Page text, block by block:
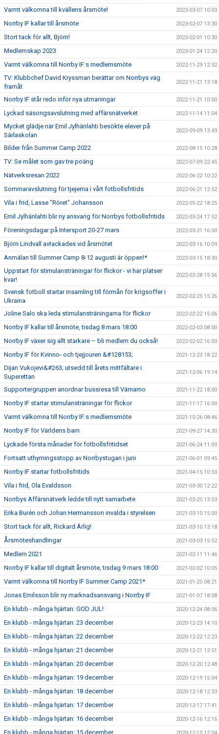
Varmt välkomna till kvällens årsmöte! 2023-03-07 10:03
Norrby IF kallar till årsmöte 2023-02-07 13:30
Stort tack för allt, Björn! 2023-02-01 10:30
Medlemskap 2023 2023-01-24 12:20
Varmt välkomna till Norrby IF:s medlemsmöte 2022-11-29 12:32
TV: Klubbchef David Kryssman berättar om Norrbys väg
framåt
2022-11-21 13:18
Norrby IF står redo inför nya utmaningar 2022-11-21 10:00
Lyckad säsongsavslutning med affärsnätverket 2022-11-14 11:04
Mycket glädje när Emil Jylhänlahti besökte elever på
Särlaskolan
2022-09-09 13:49
Bilder från Summer Camp 2022 2022-08-15 10:28
TV: Se målet som gav tre poäng 2022-07-09 22:45
Nätverksresan 2022 2022-06-22 10:22
Sommaravslutning för tjejerna i vårt fotbollsfritids 2022-06-21 12:52
Vila i frid, Lasse "Röret" Johansson 2022-05-22 18:25
Emil Jylhänlahti blir ny ansvarig för Norrbys fotbollsfritids 2022-03-24 17:52
Föreningsdagar på Intersport 20-27 mars 2022-03-21 16:00
Björn Lindvall avtackades vid årsmötet 2022-03-16 10:09
Anmälan till Summer Camp 8-12 augusti är öppen!* 2022-03-15 18:30
Uppstart för stimulansträningar för flickor - vi har platser
kvar!
2022-02-28 15:56
Svensk fotboll startar insamling till förmån för krigsoffer i
Ukraina
2022-02-25 15:26
Joline Salo ska leda stimulansträningarna för flickor 2022-02-22 15:06
Norrby IF kallar till årsmöte, tisdag 8 mars 18:00 2022-02-03 08:00
Norrby IF växer sig allt starkare – bli medlem du också! 2022-02-02 16:00
Norrby IF för Kvinno- och tjejjouren &#128153; 2021-12-23 18:22
Dijan Vukojevi&#263; utsedd till årets mittfältare i
Superettan
2021-12-06 19:14
Supportergruppen anordnar bussresa till Värnamo 2021-11-22 18:00
Norrby IF startar stimulansträningar för flickor 2021-11-17 16:00
Varmt välkomna till Norrby IF:s medlemsmöte 2021-10-26 08:46
Norrby IF för Världens barn 2021-09-27 14:30
Lyckade första månader för fotbollsfritidset 2021-06-24 11:09
Fortsatt uthyrningsstopp av Norrbystugan i juni 2021-06-01 09:45
Norrby IF startar fotbollsfritids 2021-04-15 10:50
Vila i frid, Ola Evaldsson 2021-03-30 12:22
Norrbys Affärsnätverk ledde till nytt samarbete 2021-03-25 13:53
Erika Burén och Johan Hermansson invalda i styrelsen 2021-03-10 15:00
Stort tack för allt, Rickard Ärlig! 2021-03-10 13:18
Årsmöteshandlingar 2021-03-03 15:52
Medlem 2021 2021-02-11 11:46
Norrby IF kallar till digitalt årsmöte, tisdag 9 mars 18:00 2021-02-02 10:05
Varmt välkomna till Norrby IF Summer Camp 2021* 2021-01-25 08:21
Jonas Emilsson blir ny marknadsansvarig i Norrby IF 2021-01-07 18:08
En klubb - många hjärtan: GOD JUL! 2020-12-24 08:06
En klubb - många hjärtan: 23 december 2020-12-23 14:10
En klubb - många hjärtan: 22 december 2020-12-22 12:23
En klubb - många hjärtan: 21 december 2020-12-21 12:51
En klubb - många hjärtan: 20 december 2020-12-20 12:48
En klubb - många hjärtan: 19 december 2020-12-19 15:04
En klubb - många hjärtan: 18 december 2020-12-18 12:33
En klubb - många hjärtan: 17 december 2020-12-17 17:41
En klubb - många hjärtan: 16 december 2020-12-16 12:16
En klubb - många hjärtan: 15 december 2020-12-15 12:04